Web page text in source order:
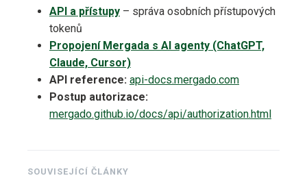
API a přístupy – správa osobních přístupových
tokenů
Propojení Mergada s AI agenty (ChatGPT,
Claude, Cursor)
API reference: api-docs.mergado.com
Postup autorizace:
mergado.github.io/docs/api/authorization.html
SOUVISEJÍCÍ ČLÁNKY